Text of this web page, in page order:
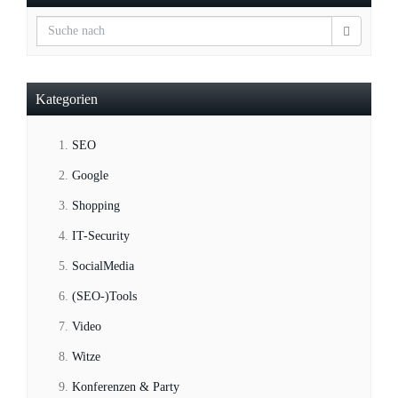
Kategorien
SEO
Google
Shopping
IT-Security
SocialMedia
(SEO-)Tools
Video
Witze
Konferenzen & Party